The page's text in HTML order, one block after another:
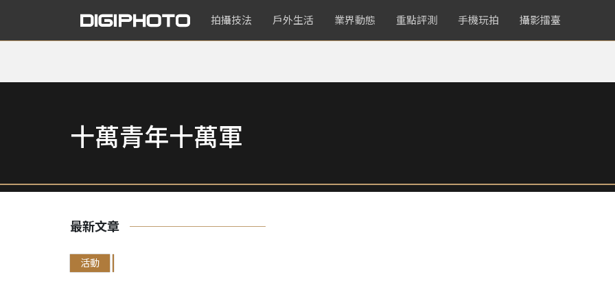
拍攝技法 戶外生活 業界動態 重點評測 手機玩拍 攝影擂臺
十萬青年十萬軍
最新文章
活動